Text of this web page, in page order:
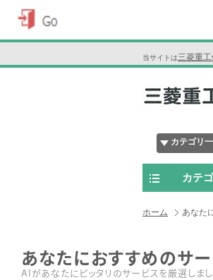
当サイトは三菱重
カテゴリ
カテ
ホーム あなた
あなたにおすすめのサ
AIがあなたにピッタリのサービスを厳選しまし